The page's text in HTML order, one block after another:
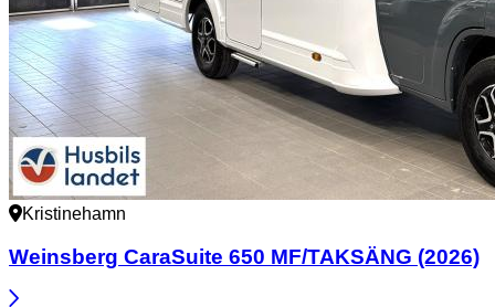
Kristinehamn
Weinsberg CaraSuite 650 MF/TAKSÄNG (2026)